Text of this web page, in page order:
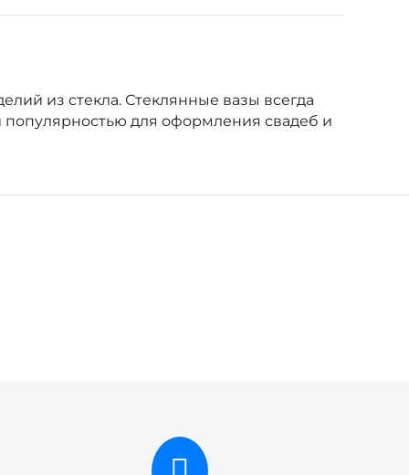
из стекла. Стеклянные вазы всегда
популярностью для оформления свадеб и